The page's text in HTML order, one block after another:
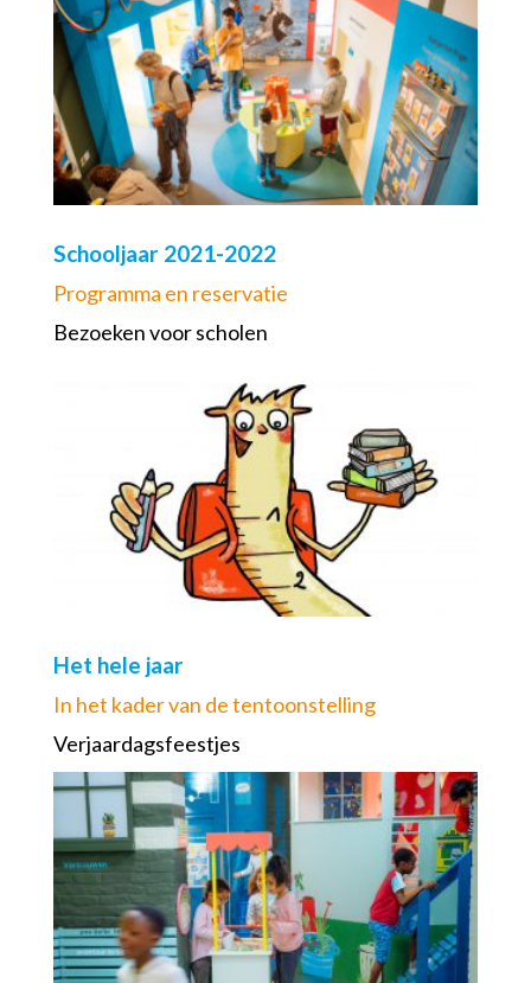
Schooljaar 2021-2022
Programma en reservatie
Bezoeken voor scholen
Het hele jaar
In het kader van de tentoonstelling
Verjaardagsfeestjes